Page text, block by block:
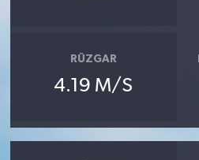
RÜZGAR
4.19 M/S